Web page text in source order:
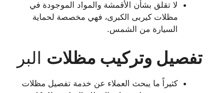
لا تقلق بشأن الأقمشة والمواد الموجودة في
مظلات كيربى الكبرى، فهي مخصصة لحماية
السيارة من الشمس.
تفصيل وتركيب مظلات البر
كثيراً ما يبحث العملاء عن خدمة تفصيل مظلات